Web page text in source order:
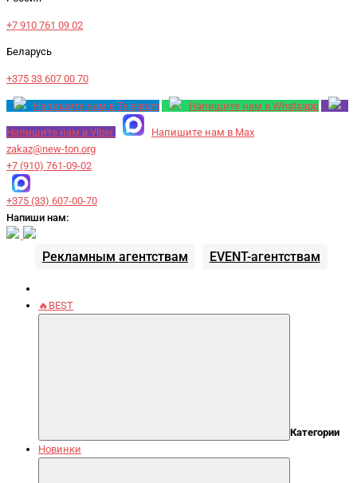
+7 910 761 09 02
Беларусь
+375 33 607 00 70
Напишите нам в Telegram Напишите нам в Whatsapp
Напишите нам в Viber
Напишите нам в Max
zakaz@new-ton.org
+7 (910) 761-09-02
+375 (33) 607-00-70
Напиши нам:
Рекламным агентствам EVENT-агентствам
🔥BEST
Категории
Новинки